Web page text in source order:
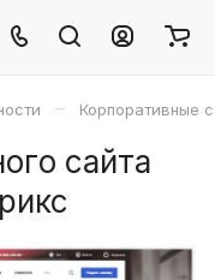
– Корпоративные
сайта